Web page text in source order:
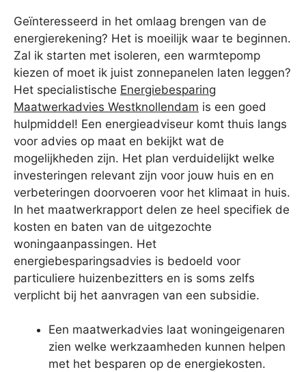
Geïnteresseerd in het omlaag brengen van de
energierekening? Het is moeilijk waar te beginnen.
Zal ik starten met isoleren, een warmtepomp
kiezen of moet ik juist zonnepanelen laten leggen?
Het specialistische Energiebesparing
Maatwerkadvies Westknollendam is een goed
hulpmiddel! Een energieadviseur komt thuis langs
voor advies op maat en bekijkt wat de
mogelijkheden zijn. Het plan verduidelijkt welke
investeringen relevant zijn voor jouw huis en en
verbeteringen doorvoeren voor het klimaat in huis.
In het maatwerkrapport delen ze heel specifiek de
kosten en baten van de uitgezochte
woningaanpassingen. Het
energiebesparingsadvies is bedoeld voor
particuliere huizenbezitters en is soms zelfs
verplicht bij het aanvragen van een subsidie.
Een maatwerkadvies laat woningeigenaren
zien welke werkzaamheden kunnen helpen
met het besparen op de energiekosten.